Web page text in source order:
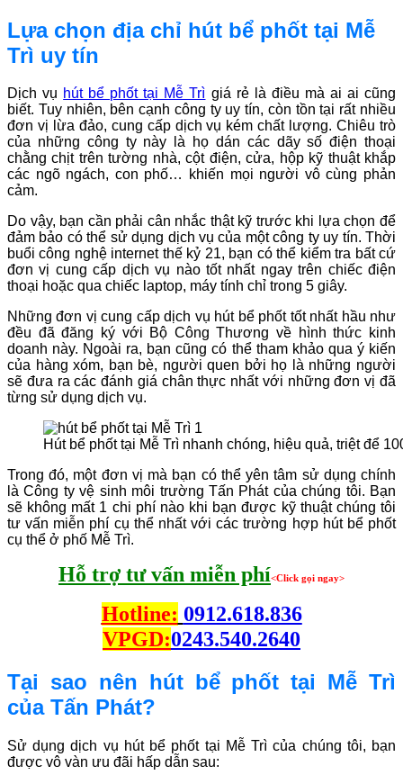
Lựa chọn địa chỉ hút bể phốt tại Mễ
Trì uy tín
Dịch vụ hút bể phốt tại Mễ Trì giá rẻ là điều mà ai ai cũng
biết. Tuy nhiên, bên cạnh công ty uy tín, còn tồn tại rất nhiều
đơn vị lừa đảo, cung cấp dịch vụ kém chất lượng. Chiêu trò
của những công ty này là họ dán các dãy số điện thoại
chằng chịt trên tường nhà, cột điện, cửa, hộp kỹ thuật khắp
các ngõ ngách, con phố… khiến mọi người vô cùng phản
cảm.
Do vậy, bạn cần phải cân nhắc thật kỹ trước khi lựa chọn để
đảm bảo có thể sử dụng dịch vụ của một công ty uy tín. Thời
buổi công nghệ internet thế kỷ 21, bạn có thể kiểm tra bất cứ
đơn vị cung cấp dịch vụ nào tốt nhất ngay trên chiếc điện
thoại hoặc qua chiếc laptop, máy tính chỉ trong 5 giây.
Những đơn vị cung cấp dịch vụ hút bể phốt tốt nhất hầu như
đều đã đăng ký với Bộ Công Thương về hình thức kinh
doanh này. Ngoài ra, bạn cũng có thể tham khảo qua ý kiến
của hàng xóm, bạn bè, người quen bởi họ là những người
sẽ đưa ra các đánh giá chân thực nhất với những đơn vị đã
từng sử dụng dịch vụ.
Hút bể phốt tại Mễ Trì nhanh chóng, hiệu quả, triệt để
Trong đó, một đơn vị mà bạn có thể yên tâm sử dụng chính
là Công ty vệ sinh môi trường Tấn Phát của chúng tôi. Bạn
sẽ không mất 1 chi phí nào khi bạn được kỹ thuật chúng tôi
tư vấn miễn phí cụ thể nhất với các trường hợp hút bể phốt
cụ thể ở phố Mễ Trì.
Hỗ trợ tư vấn miễn phí<Click gọi ngay>
Hotline: 0912.618.836
VPGD:0243.540.2640
Tại sao nên hút bể phốt tại Mễ Trì
của Tấn Phát?
Sử dụng dịch vụ hút bể phốt tại Mễ Trì của chúng tôi, bạn
được vô vàn ưu đãi hấp dẫn sau: